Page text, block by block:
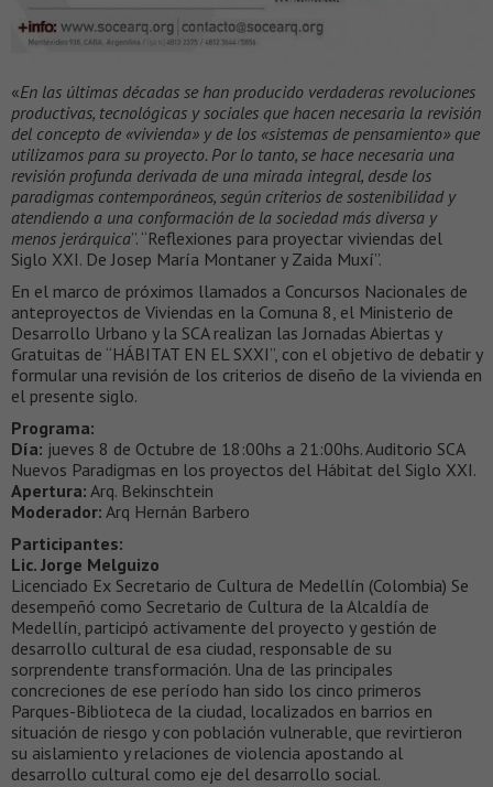
«En las últimas décadas se han producido verdaderas revoluciones
productivas, tecnológicas y sociales que hacen necesaria la revisión
del concepto de «vivienda» y de los «sistemas de pensamiento» que
utilizamos para su proyecto. Por lo tanto, se hace necesaria una
revisión profunda derivada de una mirada integral, desde los
paradigmas contemporáneos, según criterios de sostenibilidad y
atendiendo a una conformación de la sociedad más diversa y
menos jerárquica”. “Reflexiones para proyectar viviendas del
Siglo XXI. De Josep María Montaner y Zaida Muxí”.
En el marco de próximos llamados a Concursos Nacionales de
anteproyectos de Viviendas en la Comuna 8, el Ministerio de
Desarrollo Urbano y la SCA realizan las Jornadas Abiertas y
Gratuitas de “HÁBITAT EN EL SXXI”, con el objetivo de debatir y
formular una revisión de los criterios de diseño de la vivienda en
el presente siglo.
Programa:
Día: jueves 8 de Octubre de 18:00hs a 21:00hs. Auditorio SCA
Nuevos Paradigmas en los proyectos del Hábitat del Siglo XXI.
Apertura: Arq. Bekinschtein
Moderador: Arq Hernán Barbero
Participantes:
Lic. Jorge Melguizo
Licenciado Ex Secretario de Cultura de Medellín (Colombia) Se
desempeñó como Secretario de Cultura de la Alcaldía de
Medellín, participó activamente del proyecto y gestión de
desarrollo cultural de esa ciudad, responsable de su
sorprendente transformación. Una de las principales
concreciones de ese período han sido los cinco primeros
Parques-Biblioteca de la ciudad, localizados en barrios en
situación de riesgo y con población vulnerable, que revirtieron
su aislamiento y relaciones de violencia apostando al
desarrollo cultural como eje del desarrollo social.